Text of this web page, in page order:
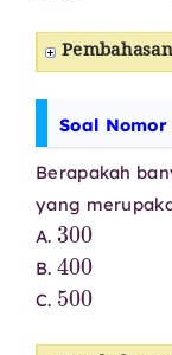
Pembahasan
Soal Nomor
Berapakah
yang
A.
300
B.
400
C.
500